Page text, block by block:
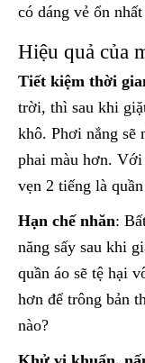
có dáng vẻ ổn
Hiệu quả của
Tiết kiệm thời
trời, thì sau khi
khô. Phơi nắng sẽ
phai màu hơn. Với
vẹn 2 tiếng là
Hạn chế nhăn:
năng sấy sau khi
quần áo sẽ tệ hại
hơn để trông bản
nào?